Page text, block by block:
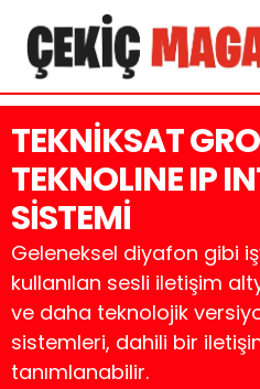
TEKNİKSAT
TEKNOLINE IP
SİSTEMİ
Geleneksel diyafon gibi
kullanılan sesli iletişim
ve daha teknolojik
sistemleri, dahili bir
tanımlanabilir.